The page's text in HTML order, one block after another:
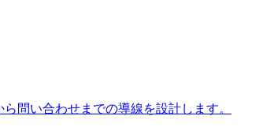
問い合わせまでの導線を設計します。